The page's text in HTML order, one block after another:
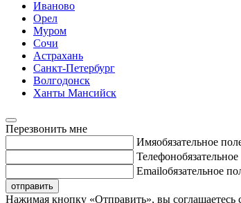
Иваново
Орел
Муром
Сочи
Астрахань
Санкт-Петербург
Волгодонск
Ханты Мансийск
Перезвонить мне
Имяобязательное
Телефон
Emailобязательное
отправить
Нажимая кнопку «Отправить», вы соглашаетесь